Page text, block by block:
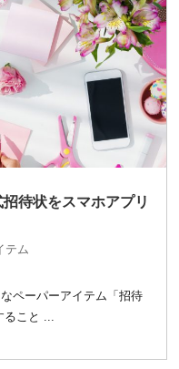
待状をスマホアプリ
テム
ペーパーアイテム「招待
こと ...